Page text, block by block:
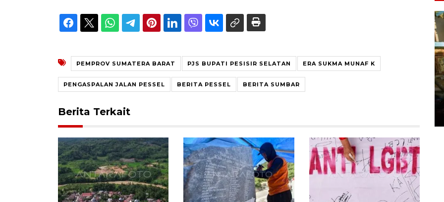
PEMPROV SUMATERA BARAT PJS BUPATI PESISIR SELATAN ERA SUKMA MUNAF K
PENGASPALAN JALAN PESSEL BERITA PESSEL BERITA SUMBAR
Berita Terkait
Pemerintah dorong upaya
pembentukan wilayah